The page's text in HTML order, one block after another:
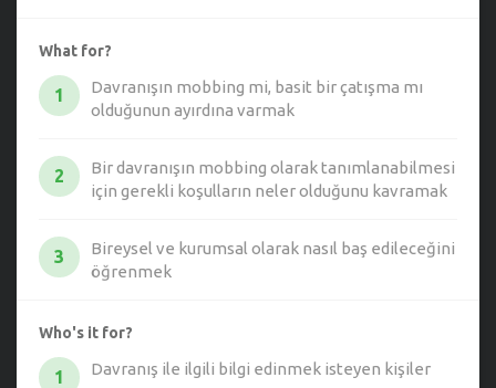
What for?
1
Davranışın mobbing mi, basit bir çatışma mı
olduğunun ayırdına varmak
2
Bir davranışın mobbing olarak tanımlanabilmesi
için gerekli koşulların neler olduğunu kavramak
3
Bireysel ve kurumsal olarak nasıl baş edileceğini
öğrenmek
Who's it for?
1 Davranış ile ilgili bilgi edinmek isteyen kişiler